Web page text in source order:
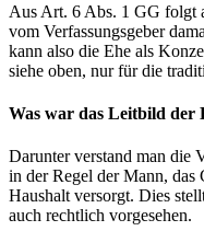
Aus Art. 6 Abs. 1 GG folgt
vom Verfassungsgeber
kann also die Ehe als
siehe oben, nur für die
Was war das Leitbild der
Darunter verstand man die
in der Regel der Mann, das
Haushalt versorgt. Dies
auch rechtlich vorgesehen.